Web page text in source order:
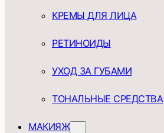
КРЕМЫ ДЛЯ ЛИЦА
РЕТИНОИДЫ
УХОД ЗА ГУБАМИ
ТОНАЛЬНЫЕ СРЕДСТВА
МАКИЯЖ